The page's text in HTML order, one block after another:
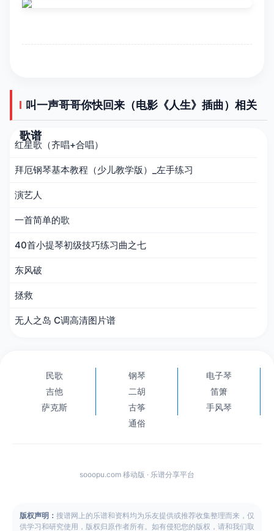
叫一声哥哥你快回来（电影《人生》插曲）相关
歌谱
红星歌（齐唱+合唱）
拜厄钢琴基本教程（少儿教学版）_左手练习
演艺人
一首简单的歌
40首小提琴初级技巧练习曲之七
东风破
拯救
无人之岛 C调高清图片谱
民歌 钢琴
电子琴
吉他
二胡
笛箫
萨克斯
古筝
手风琴
通俗
sooopu.com 移动版 · 乐谱分享平台
版权声明： 搜谱网上的乐谱和资料均为乐友提供或推荐收集整理而来，仅
供学习和研究使用，版权归原作者所有。如有侵犯您的版权，请和我们取